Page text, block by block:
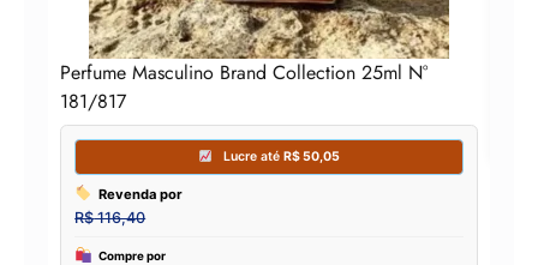
Perfume Masculino Brand Collection 25ml N°
181/817